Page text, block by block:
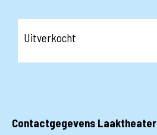
Uitverkocht
Contactgegevens Laaktheater